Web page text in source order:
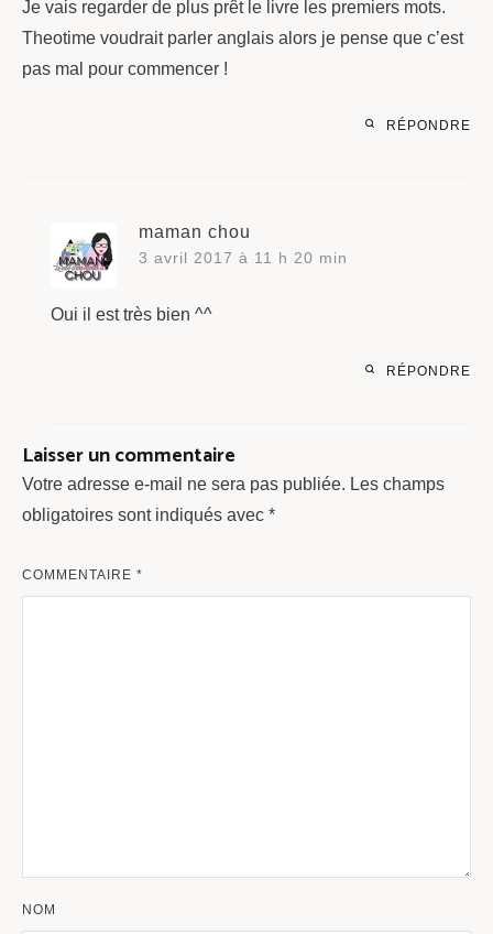
Je vais regarder de plus prêt le livre les premiers mots.
Theotime voudrait parler anglais alors je pense que c’est
pas mal pour commencer !
RÉPONDRE
maman chou
3 avril 2017 à 11 h 20 min
Oui il est très bien ^^
RÉPONDRE
Laisser un commentaire
Votre adresse e-mail ne sera pas publiée. Les champs
obligatoires sont indiqués avec *
COMMENTAIRE *
NOM